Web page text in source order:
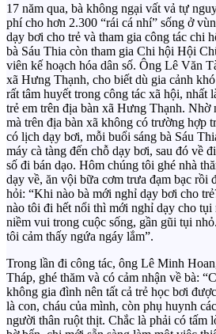
17 năm qua, bà không ngại vất vả tự
phí cho hơn 2.300 “rái cá nhí” sống ở
dạy bơi cho trẻ và tham gia công tác chi
bà Sáu Thia còn tham gia Chi hội Hội
viên kế hoạch hóa dân số. Ông Lê Văn
xã Hưng Thạnh, cho biết dù gia cảnh
rất tâm huyết trong công tác xã hội, nhất
trẻ em trên địa bàn xã Hưng Thạnh. Nhờ
mà trên địa bàn xã không có trường hợp
có lịch dạy bơi, mỗi buổi sáng bà Sáu
máy cà tàng đến chỗ dạy bơi, sau đó về
số đi bán dạo. Hôm chúng tôi ghé nhà
dạy về, ăn vội bữa cơm trưa đạm bạc rồi
hỏi: “Khi nào bà mới nghỉ dạy bơi cho
nào tôi đi hết nổi thì mới nghỉ dạy cho
niềm vui trong cuộc sống, gần gũi tụi
tôi cảm thấy ngứa ngáy lắm”.
Trong lần đi công tác, ông Lê Minh
Tháp, ghé thăm và có cảm nhận về bà:
không gia đình nên tất cả trẻ học bơi
là con, cháu của mình, còn phụ huynh
người thân ruột thịt. Chắc là phải có tấm